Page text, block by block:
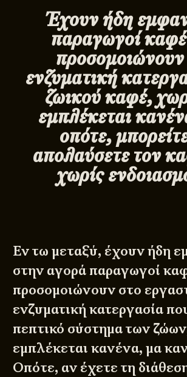
Έχουν ήδη
παραγωγοί
ενζυματική
ζωικού καφέ,
εμπλέκεται
οπότε,
απολαύσετε τον
χωρίς
Εν τω μεταξύ, έχουν ήδη
στην αγορά παραγωγοί
προσομοιώνουν στο
ενζυματική κατεργασία
πεπτικό σύστημα των
εμπλέκεται κανένα, μα
Οπότε, αν έχετε τη